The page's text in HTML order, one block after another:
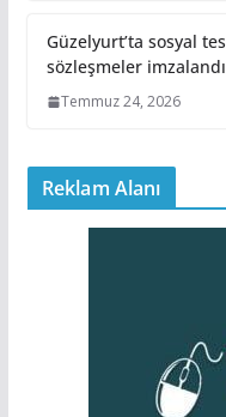
Güzelyurt’ta sosyal
sözleşmeler imzalandı
Temmuz 24, 2026
Reklam Alanı